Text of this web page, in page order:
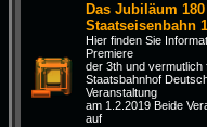
Das Jubiläum
Staatseisenbahn
Hier finden Sie
Premiere
der 3th und vermutlich
Staatsbahnhof
Veranstaltung
am 1.2.2019 Beide
auf